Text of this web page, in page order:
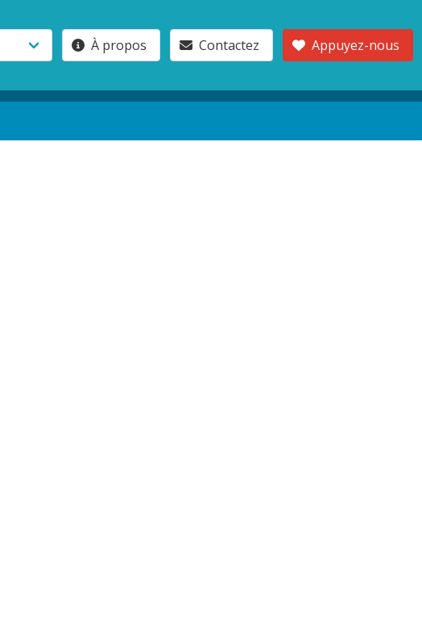
À propos Contactez Appuyez-nous